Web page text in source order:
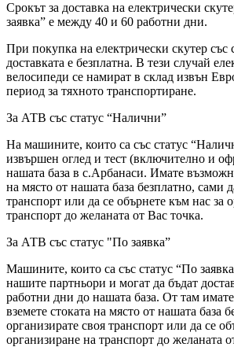
Срокът за доставка на електрически
заявка” е между 40 и 60 работни дни.
При покупка на електрически скутер със
доставката е безплатна. В тези случай
велосипеди се намират в склад извън
период за тяхното транспортиране.
За АТВ със статус “Налични”
На машините, които са със статус
извършен оглед и тест (включително и
нашата база в с.Арбанаси. Имате
на място от нашата база безплатно, сами
транспорт или да се обърнете към нас за
транспорт до желаната от Вас точка.
За АТВ със статус "По заявка”
Машините, които са със статус “По
нашите партньори и могат да бъдат
работни дни до нашата база. От там
вземете стоката на място от нашата база
организирате своя транспорт или да се
организиране на транспорт до желаната